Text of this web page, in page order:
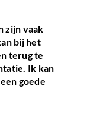
zijn vaak
bij het
terug te
Ik kan
goede